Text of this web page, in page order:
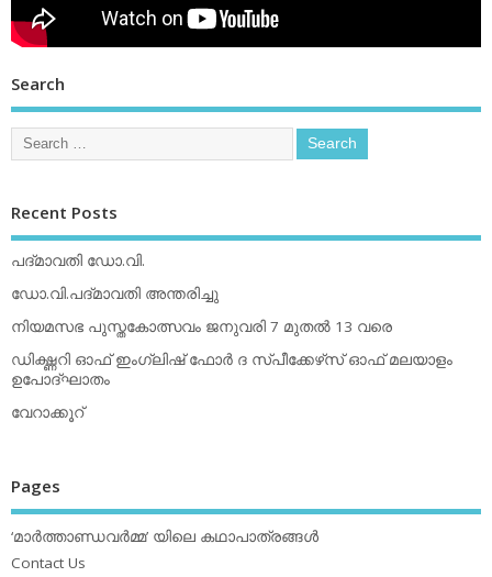
Search
Recent Posts
പദ്മാവതി ഡോ.വി.
ഡോ.വി.പദ്മാവതി അന്തരിച്ചു
നിയമസഭ പുസ്തകോത്സവം ജനുവരി 7 മുതല്‍ 13 വരെ
ഡിക്ഷ്ണറി ഓഫ് ഇംഗ്ലിഷ് ഫോര്‍ ദ സ്പീക്കേഴ്‌സ് ഓഫ് മലയാളം
ഉപോദ്ഘാതം
വേറാക്കൂറ്
Pages
‘മാര്‍ത്താണ്ഡവര്‍മ്മ’ യിലെ കഥാപാത്രങ്ങള്‍
Contact Us